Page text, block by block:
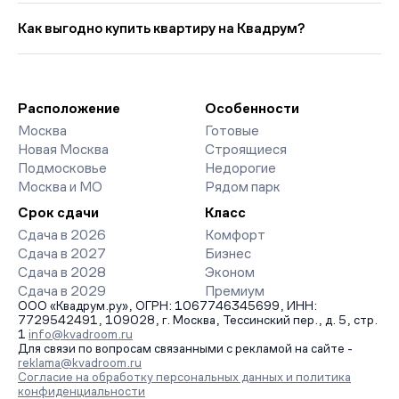
проекты от эконом- до премиум-класса. На страницах ЖК
доступны отзывы жильцов о качестве строительства,
интерактивный генплан корпусов, сроки сдачи, особенности
Как выгодно купить квартиру на Квадрум?
организует просмотр и поможет одобрить ипотеку по
минимальной ставке. Чтобы зафиксировать цену, оставьте
заявку на обратный звонок.
Расположение
Москва
Новая Москва
Подмосковье
Москва и МО
Особенности
Готовые
Строящиеся
Недорогие
Рядом парк
Срок сдачи
Сдача в 2026
Сдача в 2027
Сдача в 2028
Сдача в 2029
Класс
Комфорт
Бизнес
Эконом
Премиум
ООО «Квадрум.ру», ОГРН: 1067746345699, ИНН:
7729542491, 109028, г. Москва, Тессинский пер., д. 5, стр.
1 info@kvadroom.ru
Для связи по вопросам связанными с рекламой на сайте -
reklama@kvadroom.ru
Согласие на обработку персональных данных и политика
конфиденциальности